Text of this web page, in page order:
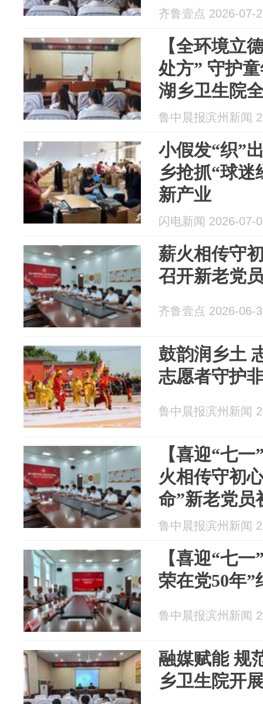
齐鲁壹点 2026-07-
【全环境立
处方” 守护
湖乡卫生院
童益智玩具
鲁中晨报滨州新闻
小假发“织”
乡抢抓“球迷
新产业
闪电新闻 2026-07-
薪火相传守
召开新老党
齐鲁壹点 2026-06-
鼓韵润乡土
志愿者守护
鲁中晨报滨州新闻
【喜迎“七
火相传守初
命”新老党员
鲁中晨报滨州新闻
【喜迎“七
荣在党50年”
鲁中晨报滨州新闻
融媒赋能 规
乡卫生院开